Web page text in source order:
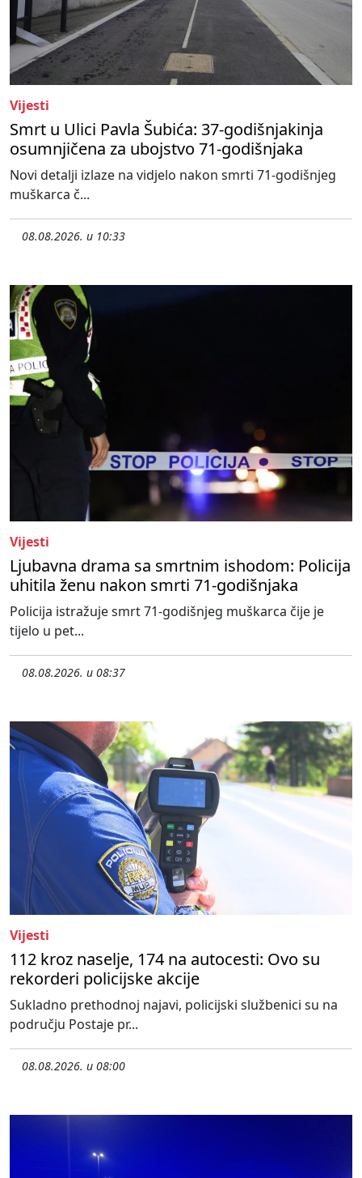
Vijesti
Smrt u Ulici Pavla Šubića: 37-godišnjakinja
osumnjičena za ubojstvo 71-godišnjaka
Novi detalji izlaze na vidjelo nakon smrti 71-godišnjeg
muškarca č...
08.08.2026. u 10:33
Vijesti
Ljubavna drama sa smrtnim ishodom: Policija
uhitila ženu nakon smrti 71-godišnjaka
Policija istražuje smrt 71-godišnjeg muškarca čije je
tijelo u pet...
08.08.2026. u 08:37
Vijesti
112 kroz naselje, 174 na autocesti: Ovo su
rekorderi policijske akcije
Sukladno prethodnoj najavi, policijski službenici su na
području Postaje pr...
08.08.2026. u 08:00